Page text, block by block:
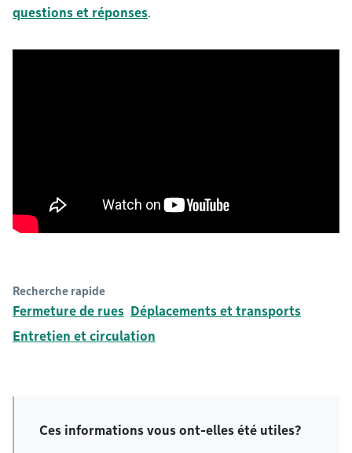
questions et réponses.
Recherche rapide
Fermeture de rues Déplacements et transports
Entretien et circulation
Ces informations vous ont-elles été utiles?